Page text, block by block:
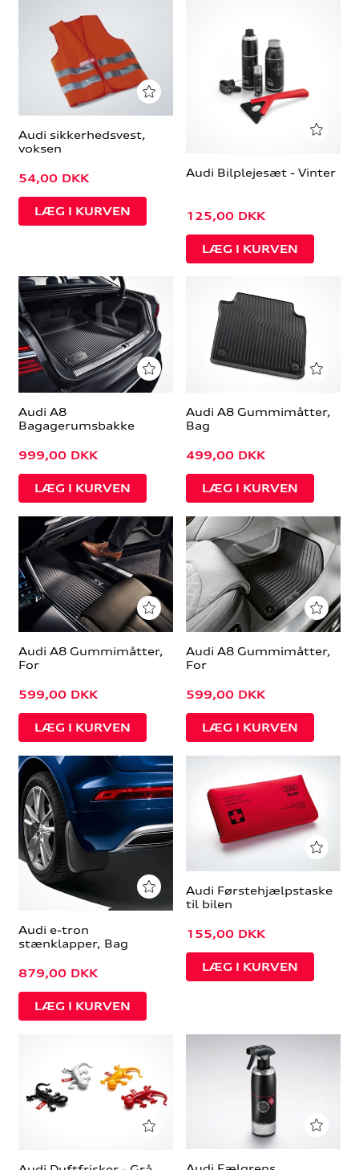
Audi sikkerhedsvest,
voksen
54,00 DKK Audi Bilplejesæt - Vinter
125,00 DKK
Audi A8
Bagagerumsbakke
999,00 DKK
Audi A8 Gummimåtter,
Bag
499,00 DKK
Audi A8 Gummimåtter,
For
599,00 DKK
Audi A8 Gummimåtter,
For
599,00 DKK
Audi e-tron
stænklapper, Bag
879,00 DKK
Audi Førstehjælpstaske
til bilen
155,00 DKK